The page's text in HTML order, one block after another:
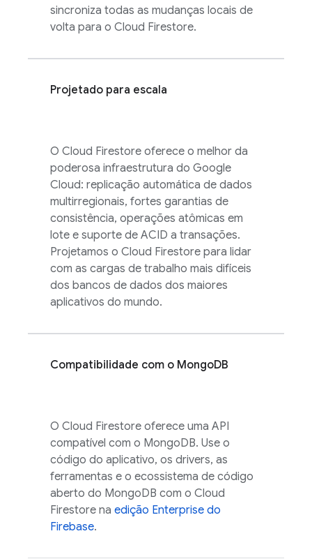
sincroniza todas as mudanças locais de
volta para o Cloud Firestore.
Projetado para escala
O Cloud Firestore oferece o melhor da
poderosa infraestrutura do Google
Cloud: replicação automática de dados
multirregionais, fortes garantias de
consistência, operações atômicas em
lote e suporte de ACID a transações.
Projetamos o Cloud Firestore para lidar
com as cargas de trabalho mais difíceis
dos bancos de dados dos maiores
aplicativos do mundo.
Compatibilidade com o MongoDB
O Cloud Firestore oferece uma API
compatível com o MongoDB. Use o
código do aplicativo, os drivers, as
ferramentas e o ecossistema de código
aberto do MongoDB com o Cloud
Firestore na edição Enterprise do
Firebase.